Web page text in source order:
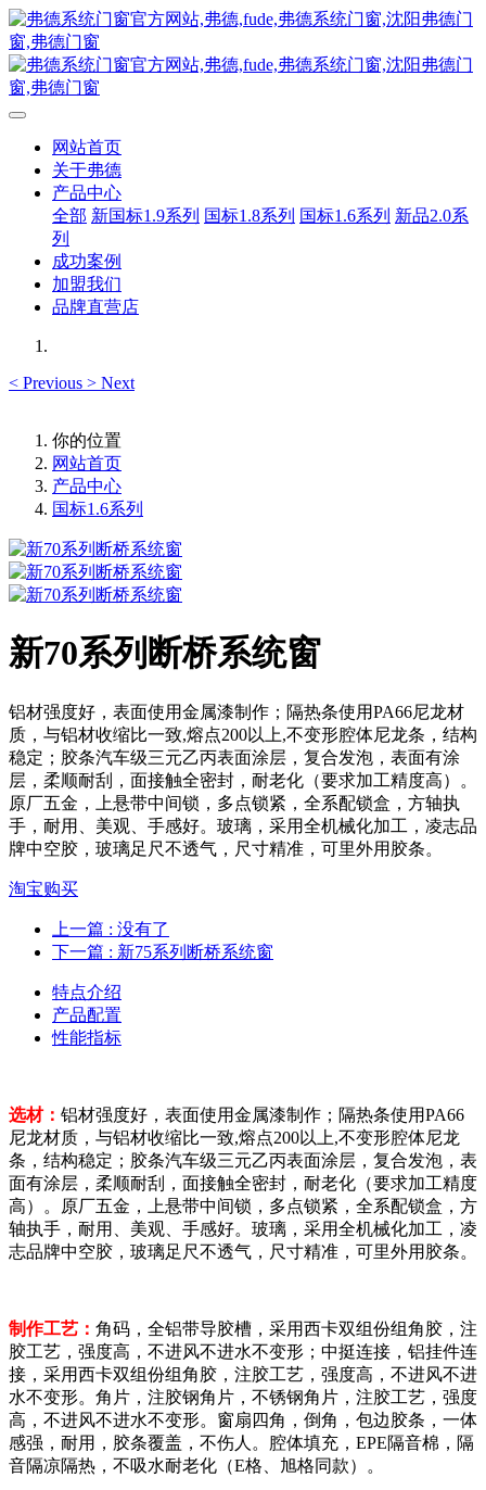
网站首页
关于弗德
产品中心
全部 新国标1.9系列 国标1.8系列 国标1.6系列 新品2.0系
列
成功案例
加盟我们
品牌直营店
< Previous > Next
你的位置
网站首页
产品中心
国标1.6系列
新70系列断桥系统窗
铝材强度好，表面使用金属漆制作；隔热条使用PA66尼龙材
质，与铝材收缩比一致,熔点200以上,不变形腔体尼龙条，结构
稳定；胶条汽车级三元乙丙表面涂层，复合发泡，表面有涂
层，柔顺耐刮，面接触全密封，耐老化（要求加工精度高）。
原厂五金，上悬带中间锁，多点锁紧，全系配锁盒，方轴执
手，耐用、美观、手感好。玻璃，采用全机械化加工，凌志品
牌中空胶，玻璃足尺不透气，尺寸精准，可里外用胶条。
淘宝购买
上一篇 : 没有了
下一篇 : 新75系列断桥系统窗
特点介绍
产品配置
性能指标
选材： 铝材强度好，表面使用金属漆制作；隔热条使用PA66
尼龙材质，与铝材收缩比一致,熔点200以上,不变形腔体尼龙
条，结构稳定；胶条汽车级三元乙丙表面涂层，复合发泡，表
面有涂层，柔顺耐刮，面接触全密封，耐老化（要求加工精度
高）。原厂五金，上悬带中间锁，多点锁紧，全系配锁盒，方
轴执手，耐用、美观、手感好。玻璃，采用全机械化加工，凌
志品牌中空胶，玻璃足尺不透气，尺寸精准，可里外用胶条。
制作工艺： 角码，全铝带导胶槽，采用西卡双组份组角胶，注
胶工艺，强度高，不进风不进水不变形；中挺连接，铝挂件连
接，采用西卡双组份组角胶，注胶工艺，强度高，不进风不进
水不变形。角片，注胶钢角片，不锈钢角片，注胶工艺，强度
高，不进风不进水不变形。窗扇四角，倒角，包边胶条，一体
感强，耐用，胶条覆盖，不伤人。腔体填充，EPE隔音棉，隔
音隔凉隔热，不吸水耐老化（E格、旭格同款）。